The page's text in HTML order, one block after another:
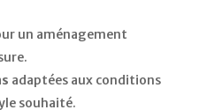
un aménagement
adaptées aux conditions
souhaité.